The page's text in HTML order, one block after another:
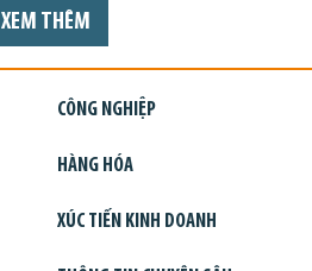
XEM THÊM
CÔNG NGHIỆP
HÀNG HÓA
XÚC TIẾN KINH DOANH